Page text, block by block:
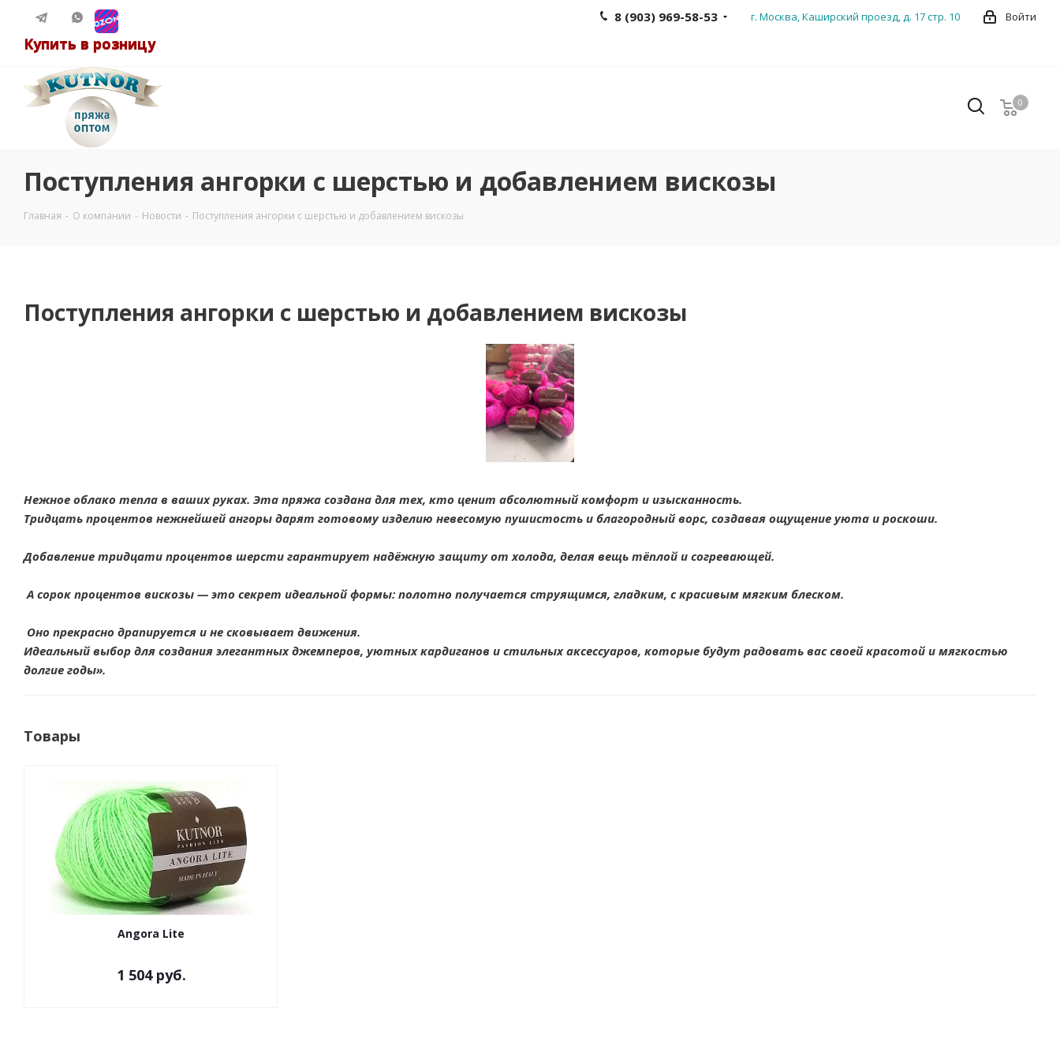
Купить в розницу
Войти
г. Москва, Каширский проезд, д. 17 стр. 10
8 (903) 969-58-53
0
0
Поступления ангорки с шерстью и добавлением вискозы
Главная - О компании - Новости - Поступления ангорки с шерстью и добавлением вискозы
Поступления ангорки с шерстью и добавлением вискозы
Нежное облако тепла в ваших руках. Эта пряжа создана для тех, кто ценит абсолютный комфорт и изысканность.
Тридцать процентов нежнейшей ангоры дарят готовому изделию невесомую пушистость и благородный ворс, создавая ощущение уюта и роскоши.
Добавление тридцати процентов шерсти гарантирует надёжную защиту от холода, делая вещь тёплой и согревающей.
А сорок процентов вискозы — это секрет идеальной формы: полотно получается струящимся, гладким, с красивым мягким блеском.
Оно прекрасно драпируется и не сковывает движения.
Идеальный выбор для создания элегантных джемперов, уютных кардиганов и стильных аксессуаров, которые будут радовать вас своей красотой и мягкостью
долгие годы».
Товары
Angora Lite
1 504 руб.